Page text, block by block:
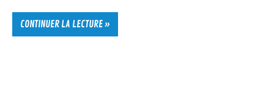
CONTINUER LA LECTURE »